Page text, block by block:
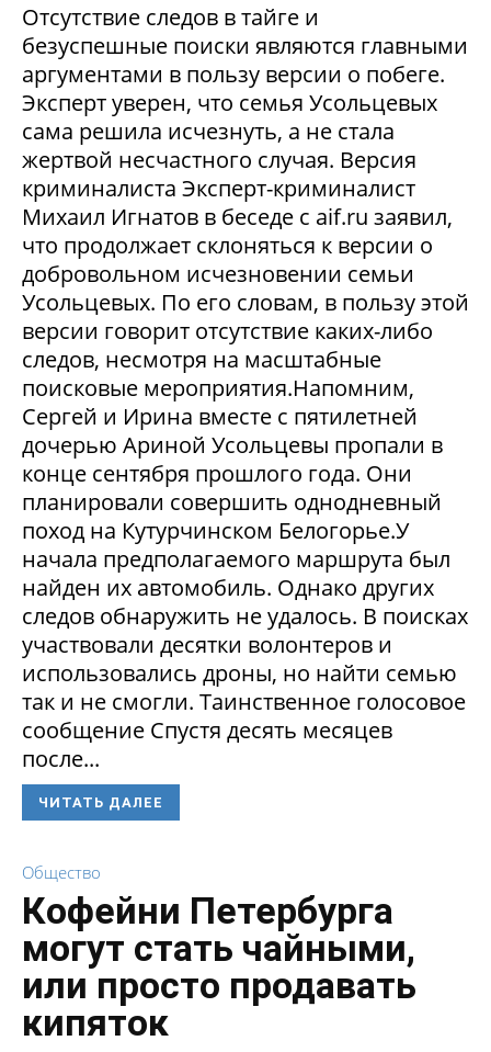
Отсутствие следов в тайге и
безуспешные поиски являются главными
аргументами в пользу версии о побеге.
Эксперт уверен, что семья Усольцевых
сама решила исчезнуть, а не стала
жертвой несчастного случая. Версия
криминалиста Эксперт-криминалист
Михаил Игнатов в беседе с aif.ru заявил,
что продолжает склоняться к версии о
добровольном исчезновении семьи
Усольцевых. По его словам, в пользу этой
версии говорит отсутствие каких-либо
следов, несмотря на масштабные
поисковые мероприятия.Напомним,
Сергей и Ирина вместе с пятилетней
дочерью Ариной Усольцевы пропали в
конце сентября прошлого года. Они
планировали совершить однодневный
поход на Кутурчинском Белогорье.У
начала предполагаемого маршрута был
найден их автомобиль. Однако других
следов обнаружить не удалось. В поисках
участвовали десятки волонтеров и
использовались дроны, но найти семью
так и не смогли. Таинственное голосовое
сообщение Спустя десять месяцев
после...
ЧИТАТЬ ДАЛЕЕ
Общество
Кофейни Петербурга
могут стать чайными,
или просто продавать
кипяток